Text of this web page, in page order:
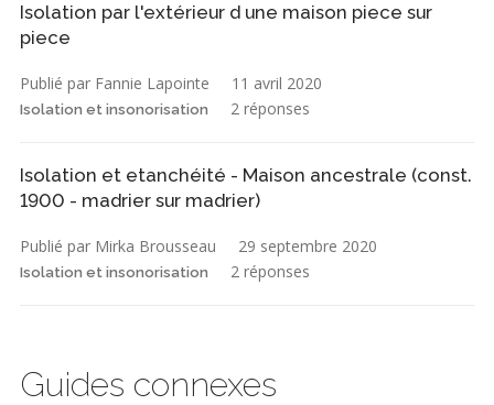
Isolation par l'extérieur d une maison piece sur
piece
Publié par Fannie Lapointe 11 avril 2020
Isolation et insonorisation 2 réponses
Isolation et etanchéité - Maison ancestrale (const.
1900 - madrier sur madrier)
Publié par Mirka Brousseau 29 septembre 2020
Isolation et insonorisation 2 réponses
Guides connexes